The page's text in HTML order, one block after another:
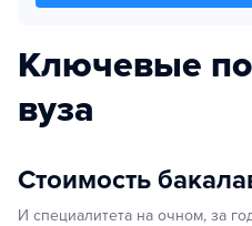
Ключевые
вуза
Стоимость
И специалитета на очном, за